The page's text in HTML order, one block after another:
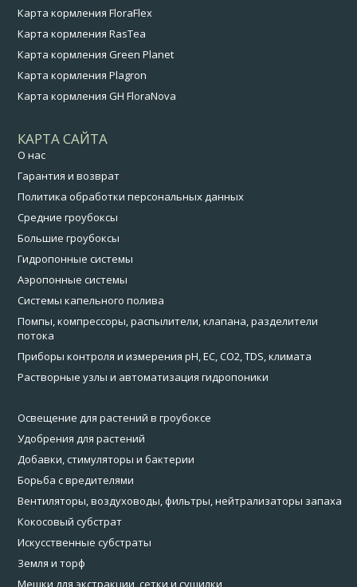
Карта кормления FloraFlex
Карта кормления RasTea
Карта кормления Green Planet
Карта кормления Plagron
Карта кормления GH FloraNova
КАРТА САЙТА
О нас
Гарантия и возврат
Политика обработки персональных данных
Средние гроубоксы
Большие гроубоксы
Гидропонные системы
Аэропонные системы
Системы капельного полива
Помпы, компрессоры, распылители, клапана, разделители
потока
Приборы контроля и измерения pH, EC, CO2, TDS, климата
Растворные узлы и автоматизация гидропоники
Освещение для растений в гроубоксе
Удобрения для растений
Добавки, стимуляторы и бактерии
Борьба с вредителями
Вентиляторы, воздуховоды, фильтры, нейтрализаторы запаха
Кокосовый субстрат
Искусственные субстраты
Земля и торф
Мешки для экстракции, сетки и сушилки